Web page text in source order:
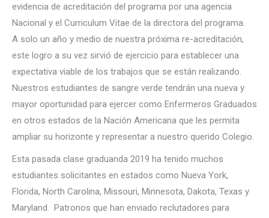
evidencia de acreditación del programa por una agencia
Nacional y el Curriculum Vitae de la directora del programa.
A solo un año y medio de nuestra próxima re-acreditación,
este logro a su vez sirvió de ejercicio para establecer una
expectativa viable de los trabajos que se están realizando.
Nuestros estudiantes de sangre verde tendrán una nueva y
mayor oportunidad para ejercer como Enfermeros Graduados
en otros estados de la Nación Americana que les permita
ampliar su horizonte y representar a nuestro querido Colegio.
Esta pasada clase graduanda 2019 ha tenido muchos
estudiantes solicitantes en estados como Nueva York,
Florida, North Carolina, Missouri, Minnesota, Dakota, Texas y
Maryland. Patronos que han enviado reclutadores para